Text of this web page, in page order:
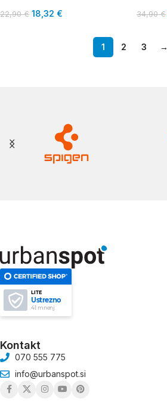
22,90€ 18,32 € 34,90€
1 2 3 →
LITE
Ustrezno
41 mnenj
Kontakt
070 555 775
info@urbanspot.si